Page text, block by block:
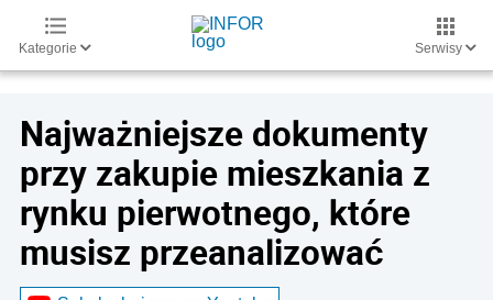
Kategorie Serwisy
Najważniejsze dokumenty
przy zakupie mieszkania z
rynku pierwotnego, które
musisz przeanalizować